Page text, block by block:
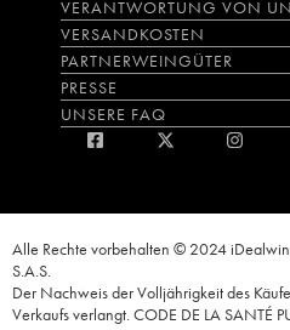
VERANTWORTUNG VON
VERSANDKOSTEN
PARTNERWEINGÜTER
PRESSE
UNSERE FAQ
Alle Rechte vorbehalten © 2024
S.A.S.
Der Nachweis der Volljährigkeit des
Verkaufs verlangt. CODE DE LA SANTÉ